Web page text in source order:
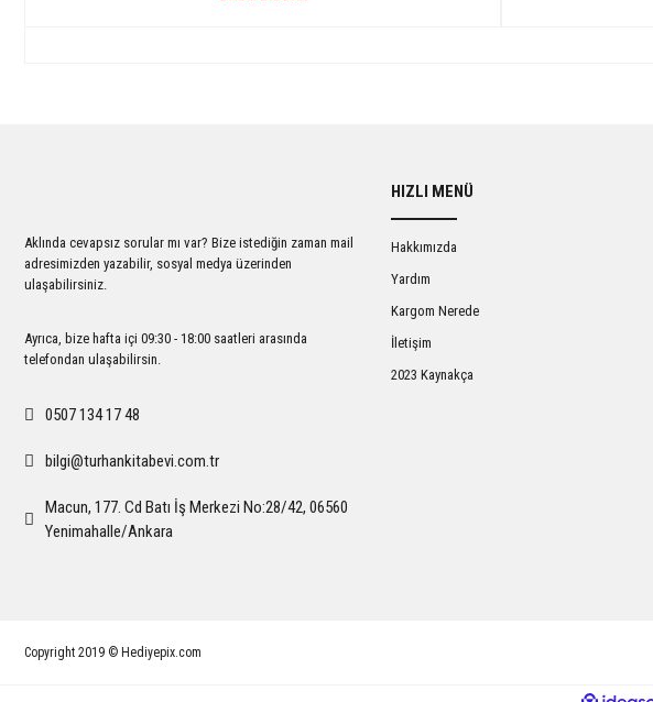
Ürün fiyatı diğer sitelerden daha pahalı.
Bu ürüne benzer farklı alternatifler olmalı.
Aklında cevapsız sorular mı var? Bize istediğin zaman mail
adresimizden yazabilir, sosyal medya üzerinden
ulaşabilirsiniz.
Ayrıca, bize hafta içi 09:30 - 18:00 saatleri arasında
telefondan ulaşabilirsin.
0507 134 17 48
bilgi@turhankitabevi.com.tr
Macun, 177. Cd Batı İş Merkezi No:28/42, 06560
Yenimahalle/Ankara
HIZLI MENÜ
Hakkımızda
Yardım
Kargom Nerede
İletişim
2023 Kaynakça
Copyright 2019 © Hediyepix.com